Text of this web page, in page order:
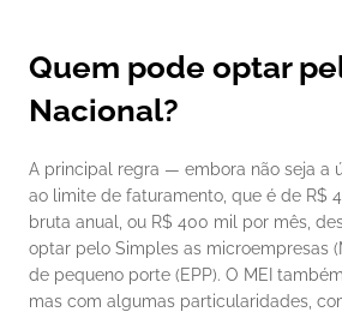
Quem pode optar
Nacional?
A principal regra — embora não seja a
ao limite de faturamento, que é de R$
bruta anual, ou R$ 400 mil por mês,
optar pelo Simples as microempresas
de pequeno porte (EPP). O MEI
mas com algumas particularidades,